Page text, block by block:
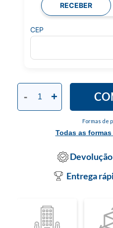
Formas de
Todas as
- +
RECEBER
CEP
Entrega